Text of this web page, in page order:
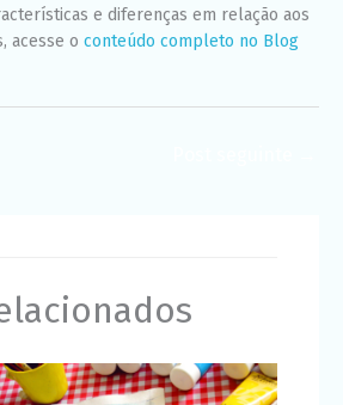
e diferenças em relação aos
acesse o conteúdo completo no Blog